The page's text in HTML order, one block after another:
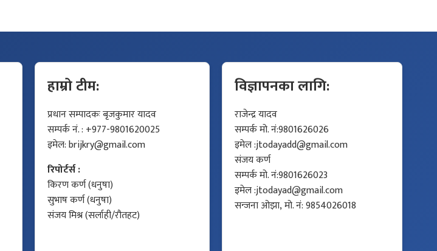
हाम्रो टीम:
प्रधान सम्पादकः बृजकुमार यादव
सम्पर्क नं. : +977-9801620025
इमेल:brijkry@gmail.com
रिपोर्टर्स :
किरण कर्ण (धनुषा)
सुभाष कर्ण (धनुषा)
संजय मिश्र (सर्लाही/रौतहट)
विज्ञापनका लागि:
राजेन्द्र यादव
सम्पर्क मो. नं:9801626026
इमेल :jtodayadd@gmail.com
संजय कर्ण
सम्पर्क मो. नं:9801626023
इमेल :jtodayad@gmail.com
सन्जना ओझा, मो. नं: 9854026018